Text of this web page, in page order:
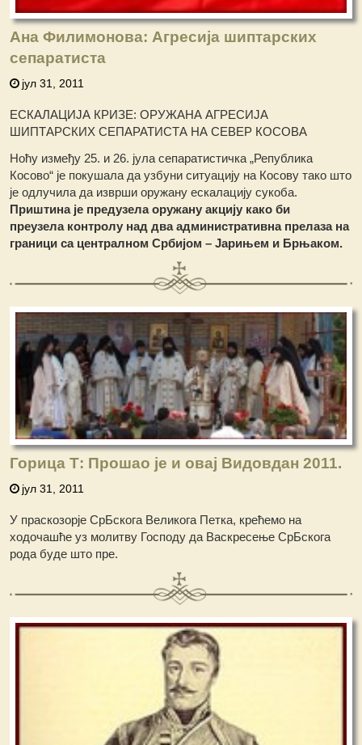
Ана Филимонова: Агресија шиптарских
сепаратиста
јул 31, 2011
ЕСКАЛАЦИЈА КРИЗЕ: ОРУЖАНА АГРЕСИЈА
ШИПТАРСКИХ СЕПАРАТИСТА НА СЕВЕР КОСОВА
Ноћу између 25. и 26. јула сепаратистичка „Република
Косово“ је покушала да узбуни ситуацију на Косову тако што
је одлучила да изврши оружану ескалацију сукоба.
Приштина је предузела оружану акцију како би
преузела контролу над два административна прелаза на
граници са централном Србијом – Јарињем и Брњаком.
Горица Т: Прошао је и овај Видовдан 2011.
јул 31, 2011
У праскозорје СрБскога Великога Петка, крећемо на
ходочашће уз молитву Господу да Васкресење СрБскога
рода буде што пре.